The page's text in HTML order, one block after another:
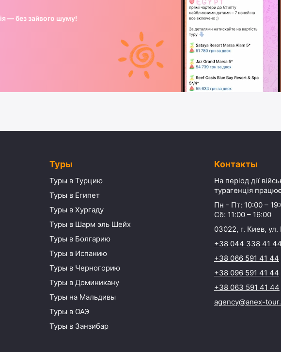
— без зайвого шуму!
Туры
Туры в Турцию
Туры в Египет
Туры в Хургаду
Туры в Шарм эль Шейх
Туры в Болгарию
Туры в Испанию
Туры в Черногорию
Туры в Доминикану
Туры на Мальдивы
Туры в ОАЭ
Туры в Занзибар
Контакты
На період дії
турагенція
Пн - Пт: 10:00 –
Сб: 11:00 – 16:00
03022, г. Киев, ул.
+38 044 338 41 44
+38 066 591 41 44
+38 096 591 41 44
+38 063 591 41 44
agency@anex-